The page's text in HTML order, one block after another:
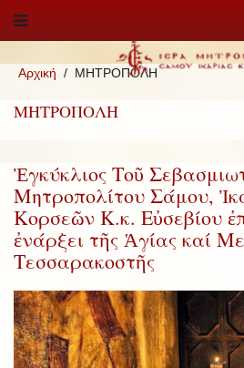
Αρχική ΜΗΤΡΟΠΟΛΗ
ΜΗΤΡΟΠΟΛΗ
Ἐγκύκλιος Τοῦ
Μητροπολίτου Σάμου,
Κορσεῶν Κ.κ. Εὐσεβίου
ἐνάρξει τῆς Ἁγίας καί
Τεσσαρακοστῆς